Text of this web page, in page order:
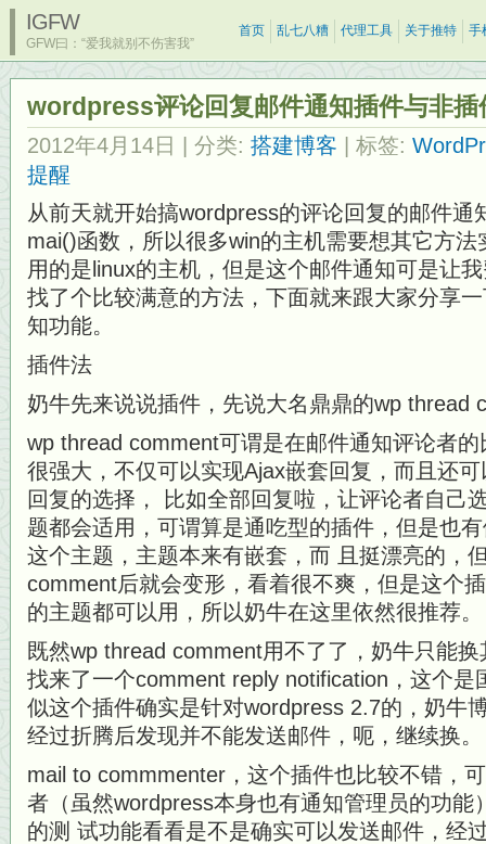
IGFW
GFW曰：“爱我就别不伤害我”
首页 乱七八糟 代理工具 关于推特 手
wordpress评论回复邮件通知插件与非插
2012年4月14日 | 分类: 搭建博客 | 标签:
提醒
从前天就开始搞wordpress的评论回复的邮件通
mai()函数，所以很多win的主机需要想其它方
用的是linux的主机，但是这个邮件通知可是让
找了个比较满意的方法，下面就来跟大家分享
知功能。
插件法
奶牛先来说说插件，先说大名鼎鼎的wp thread
wp thread comment可谓是在邮件通知评论者
很强大，不仅可以实现Ajax嵌套回复，而且还
回复的选择， 比如全部回复啦，让评论者自己
题都会适用，可谓算是通吃型的插件，但是也
这个主题，主题本来有嵌套，而 且挺漂亮的，
comment后就会变形，看着很不爽，但是这个
的主题都可以用，所以奶牛在这里依然很推荐。
既然wp thread comment用不了了，奶牛只能
找来了一个comment reply notification，这个是
似这个插件确实是针对wordpress 2.7的，奶牛
经过折腾后发现并不能发送邮件，呃，继续换。
mail to commmenter，这个插件也比较不错，
者（虽然wordpress本身也有通知管理员的功能
的测 试功能看看是不是确实可以发送邮件，经